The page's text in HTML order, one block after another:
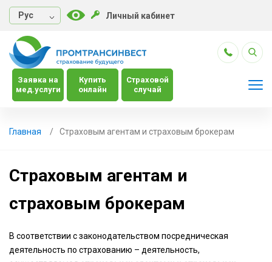
Руc Личный кабинет
Заявка на
мед.услуги
Купить
онлайн
Страховой
случай
Главная Страховым агентам и страховым брокерам
Страховым агентам и
страховым брокерам
В соответствии с законодательством посредническая
деятельность по страхованию – деятельность,